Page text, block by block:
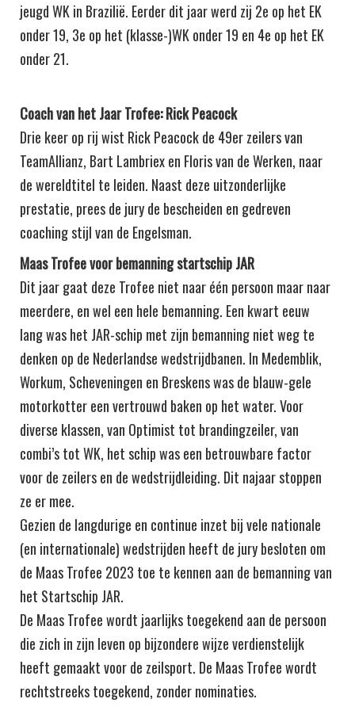
jeugd WK in Brazilië. Eerder dit jaar werd zij 2e op het EK
onder 19, 3e op het (klasse-)WK onder 19 en 4e op het EK
onder 21.
Coach van het Jaar Trofee: Rick Peacock
Drie keer op rij wist Rick Peacock de 49er zeilers van
TeamAllianz, Bart Lambriex en Floris van de Werken, naar
de wereldtitel te leiden. Naast deze uitzonderlijke
prestatie, prees de jury de bescheiden en gedreven
coaching stijl van de Engelsman.
Maas Trofee voor bemanning startschip JAR
Dit jaar gaat deze Trofee niet naar één persoon maar naar
meerdere, en wel een hele bemanning. Een kwart eeuw
lang was het JAR-schip met zijn bemanning niet weg te
denken op de Nederlandse wedstrijdbanen. In Medemblik,
Workum, Scheveningen en Breskens was de blauw-gele
motorkotter een vertrouwd baken op het water. Voor
diverse klassen, van Optimist tot brandingzeiler, van
combi’s tot WK, het schip was een betrouwbare factor
voor de zeilers en de wedstrijdleiding. Dit najaar stoppen
ze er mee.
Gezien de langdurige en continue inzet bij vele nationale
(en internationale) wedstrijden heeft de jury besloten om
de Maas Trofee 2023 toe te kennen aan de bemanning van
het Startschip JAR.
De Maas Trofee wordt jaarlijks toegekend aan de persoon
die zich in zijn leven op bijzondere wijze verdienstelijk
heeft gemaakt voor de zeilsport. De Maas Trofee wordt
rechtstreeks toegekend, zonder nominaties.